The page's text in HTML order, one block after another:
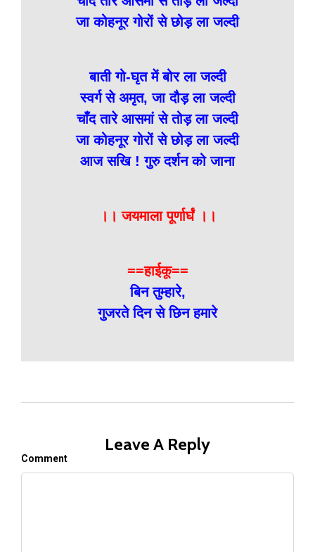
जा कोहनूर गोरों से छोड़ ला जल्दी
बाती गो-घृत में बोर ला जल्दी
स्वर्ग से अमृत, जा दौड़ ला जल्दी
चाँद तारे आसमां से तोड़ ला जल्दी
जा कोहनूर गोरों से छोड़ ला जल्दी
आज सखि ! गुरु दर्शन को जाना
।। जयमाला पूर्णार्घं ।।
==हाईकू==
बिन तुम्हारे,
गुजरते दिन से छिन हमारे
Leave A Reply
Comment